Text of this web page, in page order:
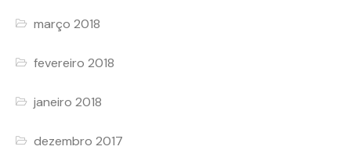
março 2018
fevereiro 2018
janeiro 2018
dezembro 2017